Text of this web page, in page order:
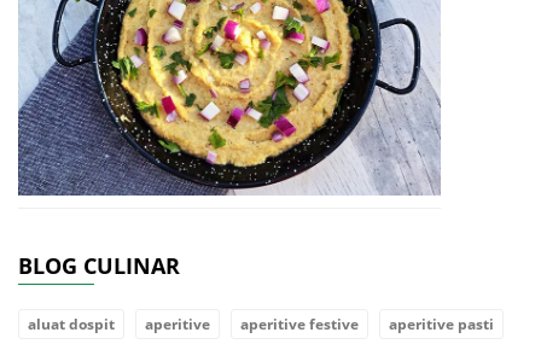
BLOG CULINAR
aluat dospit aperitive aperitive festive
aperitive pasti